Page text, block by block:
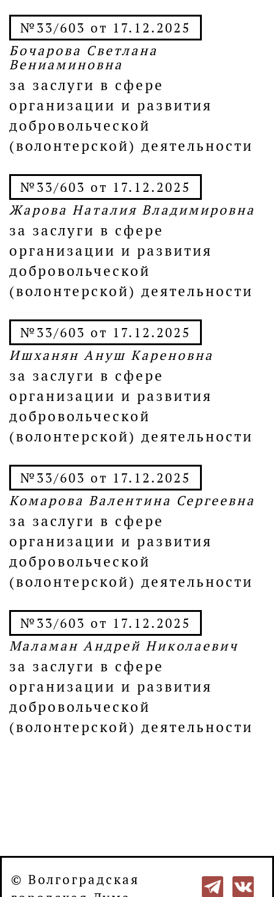
№33/603 от 17.12.2025
Бочарова Светлана
Вениаминовна
за заслуги в сфере
организации и развития
добровольческой
(волонтерской) деятельности
№33/603 от 17.12.2025
Жарова Наталия Владимировна
за заслуги в сфере
организации и развития
добровольческой
(волонтерской) деятельности
№33/603 от 17.12.2025
Ишханян Ануш Кареновна
за заслуги в сфере
организации и развития
добровольческой
(волонтерской) деятельности
№33/603 от 17.12.2025
Комарова Валентина Сергеевна
за заслуги в сфере
организации и развития
добровольческой
(волонтерской) деятельности
№33/603 от 17.12.2025
Маламан Андрей Николаевич
за заслуги в сфере
организации и развития
добровольческой
(волонтерской) деятельности
© Волгоградская